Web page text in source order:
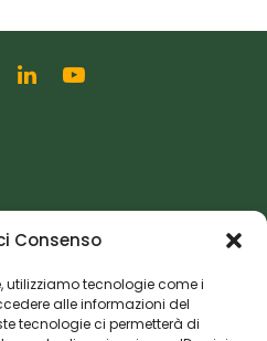
Consenso
utilizziamo tecnologie come i
alle informazioni del
tecnologie ci permetterà di